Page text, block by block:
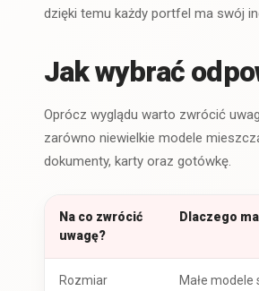
dzięki temu każdy portfel ma swój
Jak wybrać
Oprócz wyglądu warto zwrócić
zarówno niewielkie modele
dokumenty, karty oraz gotówkę.
Na co zwrócić
uwagę?
Dlaczego
Rozmiar
Małe